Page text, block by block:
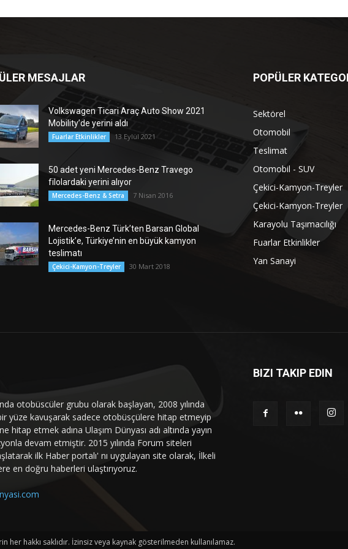
MESAJLAR
Volkswagen Ticari Araç Auto Show 2021
Mobility’de yerini aldı
Fuarlar Etkinlikler 13 Eylül 2021
50 adet yeni Mercedes-Benz Travego
filolardaki yerini alıyor
Mercedes-Benz & Setra 7 Nisan 2016
Mercedes-Benz Türk’ten Barsan Global
Lojistik’e, Türkiye’nin en büyük kamyon
teslimatı
Çekici-Kamyon-Treyler 30 Mart 2018
POPÜLER
Sektörel
Otomobil
Teslimat
Otomobil - SUV
Çekici-Kamyon-Treyler
Çekici-Kamyon-Treyler
Karayolu Taşımacılığı
Fuarlar Etkinlikler
Yan Sanayi
otobüscüler grubu olarak başlayan, 2008 yılında
yüze kavuşarak sadece otobüsçülere hitap etmeyip
hitap etmek adına Ulaşım Dünyası adı altında yayın
devam etmiştir. 2015 yılında Forum siteleri
ilk Haber portalı' nı uygulayan site olarak, İlkeli
en doğru haberleri ulaştırıyoruz.
BIZI TAKIP EDIN
hakkı saklıdır. İzinsiz veya kaynak gösterilmeden kullanılamaz.